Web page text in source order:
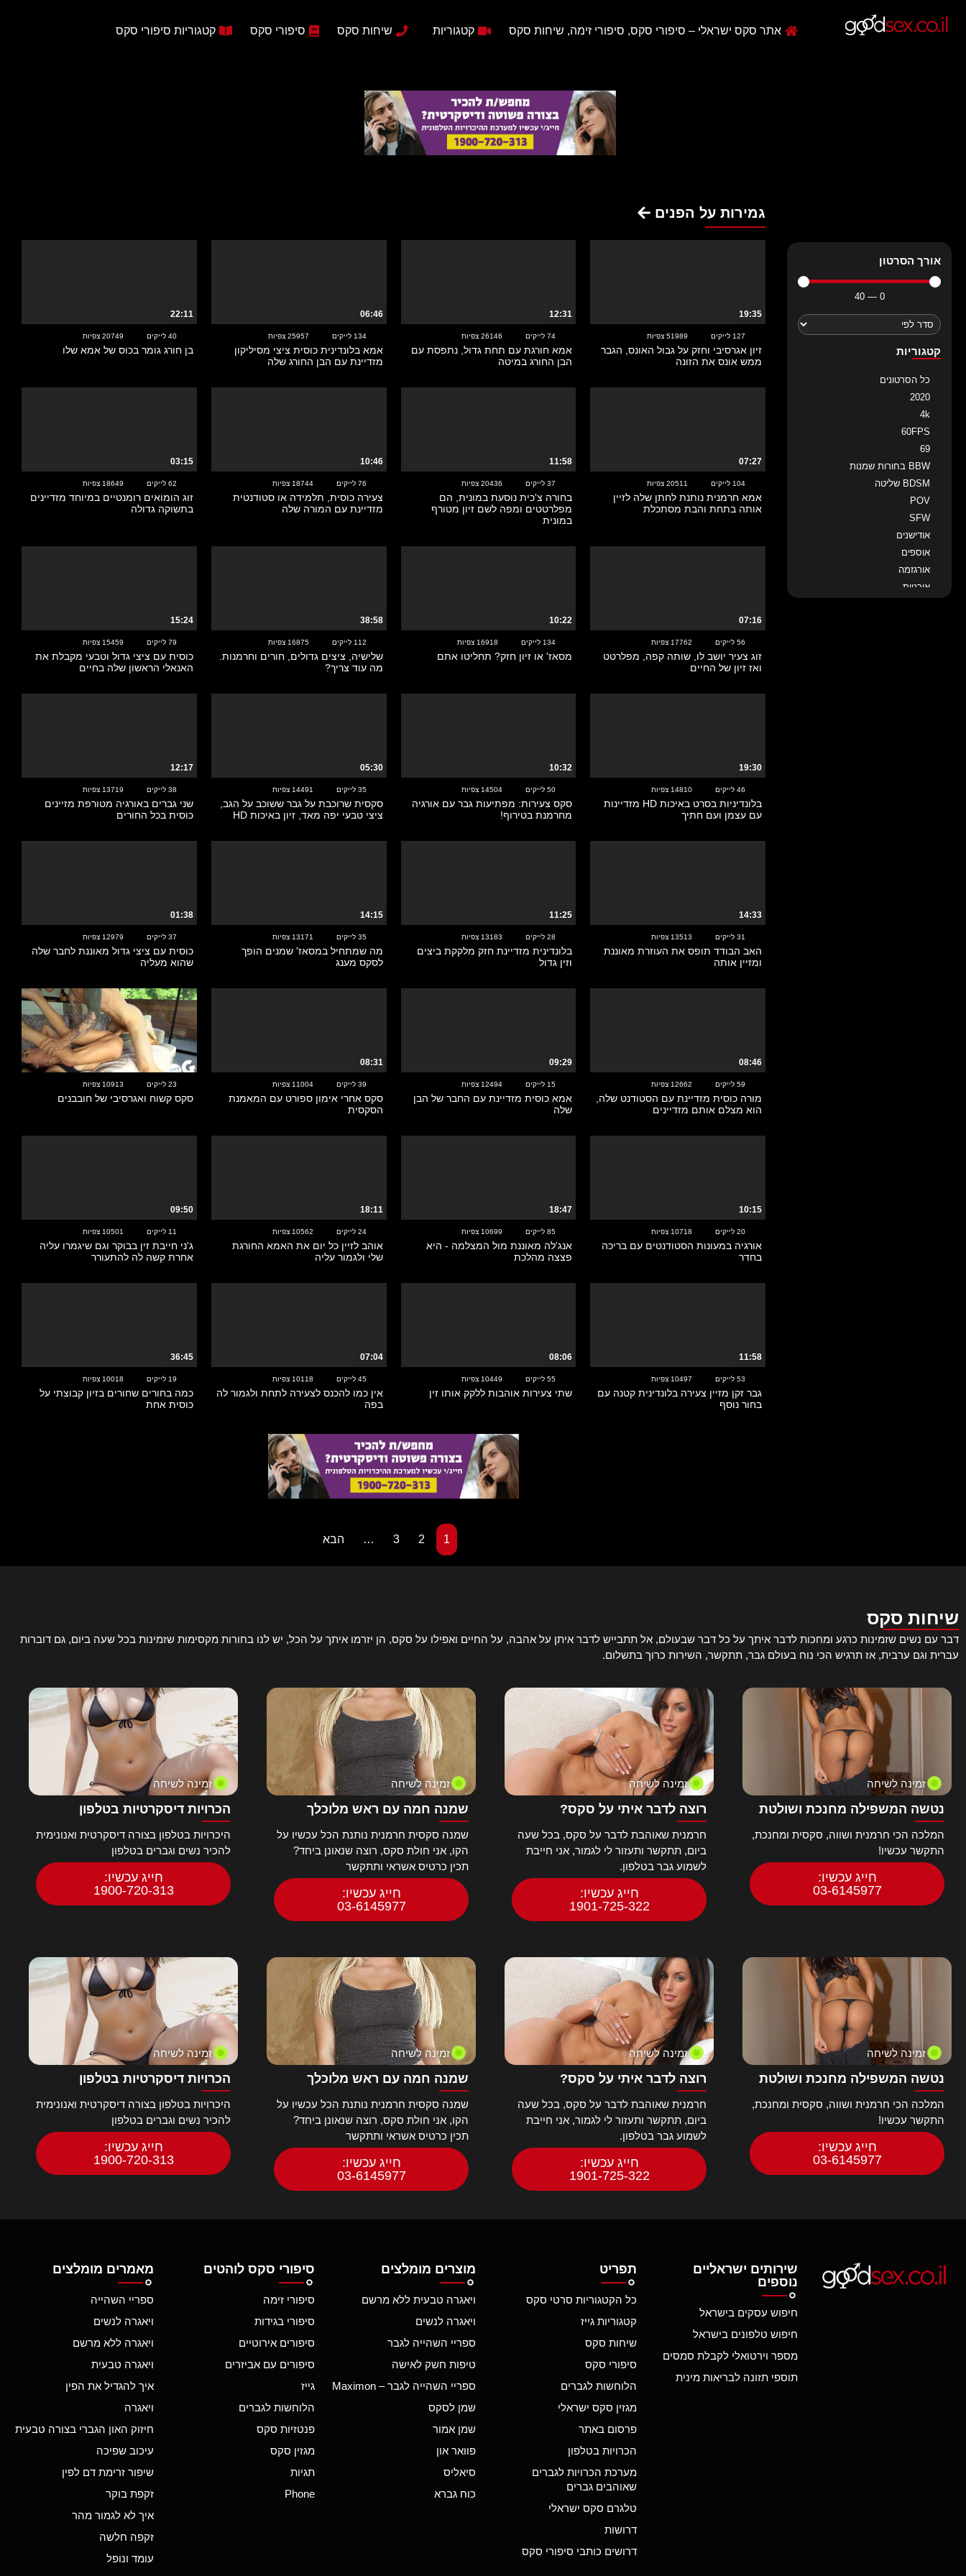
אתר סקס ישראלי – סיפורי סקס, סיפורי זימה, שיחות סקס קטגוריות שיחות סקס סיפורי סקס קטגוריות סיפורי סקס
אורך הסרטון
0
—
40
קטגוריות
כל הסרטונים
2020
4k
60FPS
69
BBW בחורות שמנות
BDSM שליטה
POV
SFW
אודישנים
אוספים
אורגזמה
אורגיות
פארודיה
פופולרי לנשים
פורנו HD
פטישים
צעירה/מבוגר
צעירות 18+
צעצועי מין
צרפתיות
קוריאניות
קרמפי – Creampie
תלמידות
תלת מימד מציאותי
גמירות על הפנים
19:35
127 לייקים 51989 צפיות
זיון אגרסיבי וחזק על גבול האונס, הגבר
ממש אונס את הזונה
12:31
74 לייקים 26146 צפיות
אמא חורגת עם תחת גדול, נתפסת עם
הבן החורג במיטה
06:46
134 לייקים 25957 צפיות
אמא בלונדינית כוסית ציצי מסיליקון
מזדיינת עם הבן החורג שלה
22:11
40 לייקים 20749 צפיות
בן חורג גומר בכוס של אמא שלו
07:27
104 לייקים 20511 צפיות
אמא חרמנית נותנת לחתן שלה לזיין
אותה בתחת והבת מסתכלת
11:58
37 לייקים 20436 צפיות
בחורה צ'כית נוסעת במונית, הם
מפלרטטים ומפה לשם זיון מטורף
במונית
10:46
76 לייקים 18744 צפיות
צעירה כוסית, תלמידה או סטודנטית
מזדיינת עם המורה שלה
03:15
62 לייקים 18649 צפיות
זוג הומואים רומנטיים במיוחד מזדיינים
בתשוקה גדולה
07:16
56 לייקים 17762 צפיות
זוג צעיר יושב לו, שותה קפה, מפלרטט
ואז זיון של החיים
10:22
134 לייקים 16918 צפיות
מסאז' או זיון חזק? תחליטו אתם
38:58
112 לייקים 16875 צפיות
שלישיה, ציצים גדולים, חורים וחרמנות.
מה עוד צריך?
15:24
79 לייקים 15459 צפיות
כוסית עם ציצי גדול וטבעי מקבלת את
האנאלי הראשון שלה בחיים
19:30
46 לייקים 14810 צפיות
בלונדיניות בסרט באיכות HD מזדיינות
עם עצמן ועם חתיך
10:32
50 לייקים 14504 צפיות
סקס צעירות: מפתיעות גבר עם אורגיה
מחרמנת בטירוף!
05:30
35 לייקים 14491 צפיות
סקסית שרוכבת על גבר ששוכב על הגב,
ציצי טבעי יפה מאד, זיון באיכות HD
12:17
38 לייקים 13719 צפיות
שני גברים באורגיה מטורפת מזיינים
כוסית בכל החורים
14:33
31 לייקים 13513 צפיות
האב הבודד תופס את העוזרת מאוננת
ומזיין אותה
11:25
28 לייקים 13183 צפיות
בלונדינית מזדיינת חזק מלקקת ביצים
וזין גדול
14:15
35 לייקים 13171 צפיות
מה שמתחיל במסאז' שמנים הופך
לסקס מענג
01:38
37 לייקים 12979 צפיות
כוסית עם ציצי גדול מאוננת לחבר שלה
שהוא מעליה
08:46
59 לייקים 12662 צפיות
מורה כוסית מזדיינת עם הסטודנט שלה,
הוא מצלם אותם מזדיינים
09:29
15 לייקים 12494 צפיות
אמא כוסית מזדיינת עם החבר של הבן
שלה
08:31
39 לייקים 11004 צפיות
סקס אחרי אימון ספורט עם המאמנת
הסקסית
10:17
23 לייקים 10913 צפיות
סקס קשוח ואגרסיבי של חובבנים
10:15
20 לייקים 10718 צפיות
אורגיה במעונות הסטודנטים עם בריכה
בחדר
18:47
85 לייקים 10699 צפיות
אנג'לה מאוננת מול המצלמה - היא
פצצה מהלכת
18:11
24 לייקים 10562 צפיות
אוהב לזיין כל יום את האמא החורגת
שלי ולגמור עליה
09:50
11 לייקים 10501 צפיות
ג'ני חייבת זין בבוקר וגם שיגמרו עליה
אחרת קשה לה להתעורר
11:58
53 לייקים 10497 צפיות
גבר זקן מזיין צעירה בלונדינית קטנה עם
בחור נוסף
08:06
55 לייקים 10449 צפיות
שתי צעירות אוהבות ללקק אותו זין
07:04
45 לייקים 10118 צפיות
אין כמו להכנס לצעירה לתחת ולגמור לה
בפה
36:45
19 לייקים 10018 צפיות
כמה בחורים שחורים בזיון קבוצתי על
כוסית אחת
1
2
3
… הבא
שיחות סקס
דבר עם נשים שזמינות כרגע ומחכות לדבר איתך על כל דבר שבעולם, אל תתבייש לדבר איתן על אהבה, על החיים ואפילו על סקס, הן יזרמו איתך על הכל, יש לנו בחורות מקסימות שזמינות בכל שעה ביום, גם דוברות
עברית וגם ערבית, אז תרגיש הכי נוח בעולם גבר, תתקשר, השירות כרוך בתשלום.
זמינה לשיחה
נטשה המשפילה מחנכת ושולטת
המלכה הכי חרמנית ושווה, סקסית ומחנכת,
התקשר עכשיו!
חייג עכשיו:
03-6145977
זמינה לשיחה
רוצה לדבר איתי על סקס?
חרמנית שאוהבת לדבר על סקס, בכל שעה
ביום, תתקשר ותעזור לי לגמור, אני חייבת
לשמוע גבר בטלפון.
חייג עכשיו:
1901-725-322
זמינה לשיחה
שמנה חמה עם ראש מלוכלך
שמנה סקסית חרמנית נותנת הכל עכשיו על
הקו, אני חולת סקס, רוצה שנאונן ביחד?
תכין כרטיס אשראי ותתקשר
חייג עכשיו:
03-6145977
זמינה לשיחה
הכרויות דיסקרטיות בטלפון
היכרויות בטלפון בצורה דיסקרטית ואנונימית
להכיר נשים וגברים בטלפון
חייג עכשיו:
1900-720-313
זמינה לשיחה
נטשה המשפילה מחנכת ושולטת
המלכה הכי חרמנית ושווה, סקסית ומחנכת,
התקשר עכשיו!
חייג עכשיו:
03-6145977
זמינה לשיחה
רוצה לדבר איתי על סקס?
חרמנית שאוהבת לדבר על סקס, בכל שעה
ביום, תתקשר ותעזור לי לגמור, אני חייבת
לשמוע גבר בטלפון.
חייג עכשיו:
1901-725-322
זמינה לשיחה
שמנה חמה עם ראש מלוכלך
שמנה סקסית חרמנית נותנת הכל עכשיו על
הקו, אני חולת סקס, רוצה שנאונן ביחד?
תכין כרטיס אשראי ותתקשר
חייג עכשיו:
03-6145977
זמינה לשיחה
הכרויות דיסקרטיות בטלפון
היכרויות בטלפון בצורה דיסקרטית ואנונימית
להכיר נשים וגברים בטלפון
חייג עכשיו:
1900-720-313
שירותים ישראליים
נוספים
חיפוש עסקים בישראל
חיפוש טלפונים בישראל
מספר וירטואלי לקבלת סמסים
תוספי תזונה לבריאות מינית
תפריט
כל הקטגוריות סרטי סקס
קטגוריות גייז
שיחות סקס
סיפורי סקס
הלוחשות לגברים
מגזין סקס ישראלי
פרסום באתר
הכרויות בטלפון
מערכת הכרויות לגברים
שאוהבים גברים
טלגרם סקס ישראלי
דרושות
דרושים כותבי סיפורי סקס
מוצרים מומלצים
ויאגרה טבעית ללא מרשם
ויאגרה לנשים
ספריי השהייה לגבר
טיפות חשק לאישה
ספריי השהייה לגבר – Maximon
שמן לסקס
שמן אמור
פוואר און
סיאליס
כוח גברא
סיפורי סקס לוהטים
סיפורי זימה
סיפורי בגידות
סיפורים אירוטיים
סיפורים עם אביזרים
גייז
הלוחשות לגברים
פנטזיות סקס
מגזין סקס
תגיות
Phone
מאמרים מומלצים
ספריי השהייה
ויאגרה לנשים
ויאגרה ללא מרשם
ויאגרה טבעית
איך להגדיל את הפין
ויאגרה
חיזוק האון הגברי בצורה טבעית
עיכוב שפיכה
שיפור זרימת דם לפין
זקפת בוקר
איך לא לגמור מהר
זקפה חלשה
עומד ונופל